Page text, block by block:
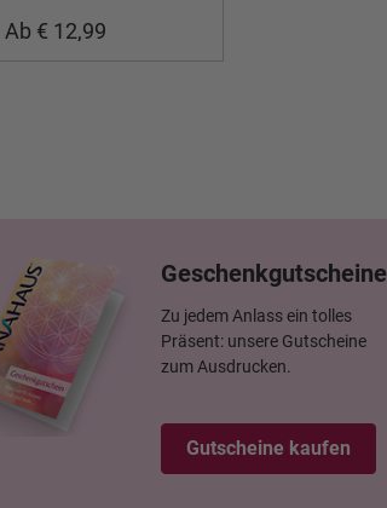
Ab € 12,99
Geschenkgutscheine
Zu jedem Anlass ein tolles
Präsent: unsere Gutscheine
zum Ausdrucken.
Gutscheine kaufen